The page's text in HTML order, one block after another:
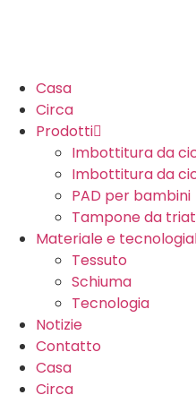
Casa
Circa
Prodotti
Imbottitura da
Imbottitura da
PAD per bambini
Tampone da
Materiale e tecnologia
Tessuto
Schiuma
Tecnologia
Notizie
Contatto
Casa
Circa